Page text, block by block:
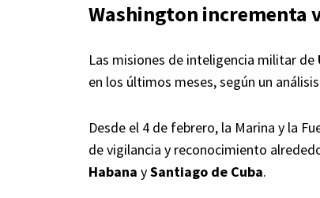
Washington incrementa
Las misiones de inteligencia militar de
en los últimos meses, según un
Desde el 4 de febrero, la Marina y la
de vigilancia y reconocimiento
Habana ySantiago de Cuba.